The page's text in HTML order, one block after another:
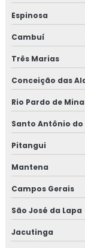
Revestimento
Serviço de
Serviço de
Serviço de
Serviço de
Valor
Isolamento
Empresas de
Inspeção de
Espinosa
Cambuí
Três Marias
Conceição das
Rio Pardo de
Santo Antônio
Pitangui
Mantena
Campos Gerais
São José da Lapa
Jacutinga